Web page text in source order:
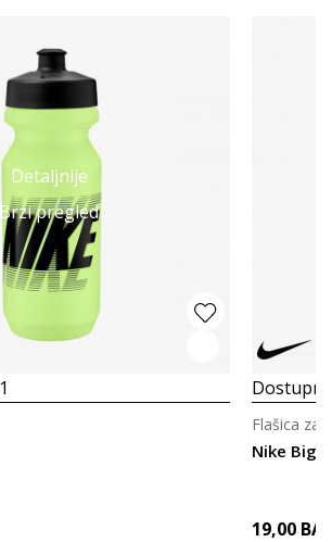
Detaljnije
Brzi pregled
1
Nike Big
Flašica za
19,00